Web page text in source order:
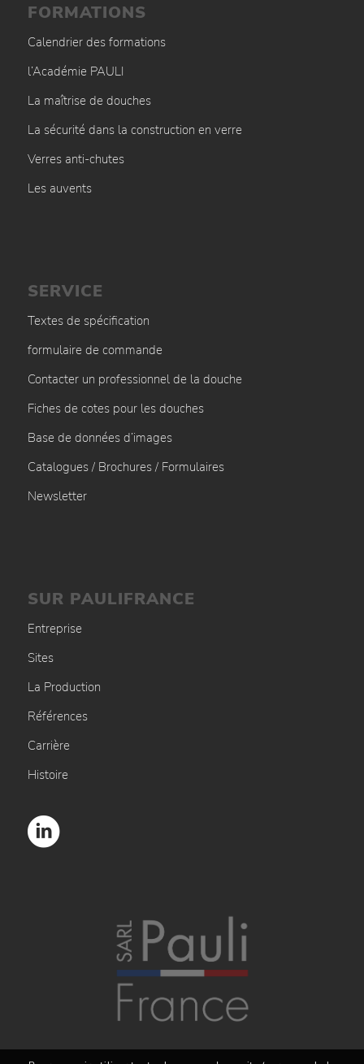
FORMATIONS
Calendrier des formations
l’Académie PAULI
La maîtrise de douches
La sécurité dans la construction en verre
Verres anti-chutes
Les auvents
SERVICE
Textes de spécification
formulaire de commande
Contacter un professionnel de la douche
Fiches de cotes pour les douches
Base de données d’images
Catalogues / Brochures / Formulaires
Newsletter
SUR PAULIFRANCE
Entreprise
Sites
La Production
Références
Carrière
Histoire